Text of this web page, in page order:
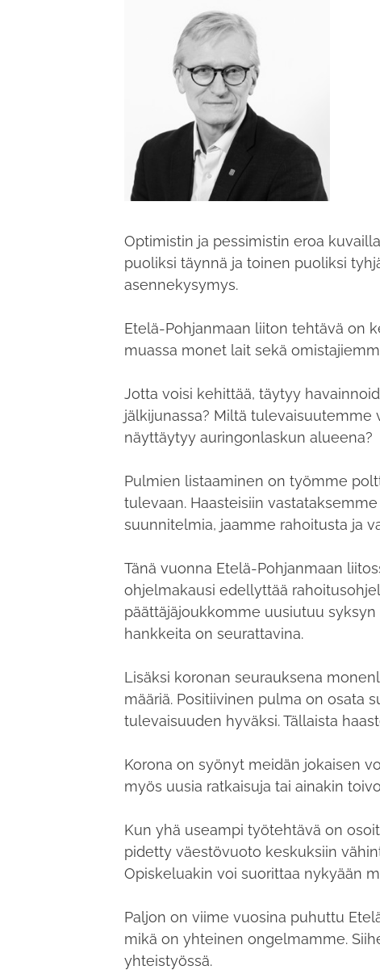
Optimistin ja pessimistin eroa
puoliksi täynnä ja toinen puoliksi
asennekysymys.
Etelä-Pohjanmaan liiton tehtävä on
muassa monet lait sekä
Jotta voisi kehittää, täytyy
jälkijunassa? Miltä
näyttäytyy auringonlaskun alueena?
Pulmien listaaminen on työmme
tulevaan. Haasteisiin
suunnitelmia, jaamme rahoitusta ja
Tänä vuonna Etelä-Pohjanmaan
ohjelmakausi edellyttää
päättäjäjoukkomme uusiutuu
hankkeita on seurattavina.
Lisäksi koronan seurauksena
määriä. Positiivinen pulma on osata
tulevaisuuden hyväksi. Tällaista
Korona on syönyt meidän jokaisen
myös uusia ratkaisuja tai ainakin
Kun yhä useampi työtehtävä on
pidetty väestövuoto keskuksiin
Opiskeluakin voi suorittaa nykyään
Paljon on viime vuosina puhuttu
mikä on yhteinen ongelmamme.
yhteistyössä.